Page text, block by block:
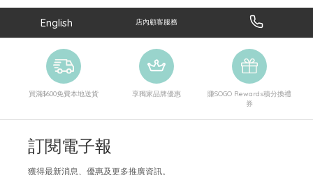
English 店內顧客服務
買滿$600免費本地送貨 享獨家品牌優惠
賺SOGO Rewards積分換禮
券
訂閱電子報
獲得最新消息、優惠及更多推廣資訊。